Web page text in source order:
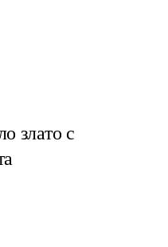
злато с